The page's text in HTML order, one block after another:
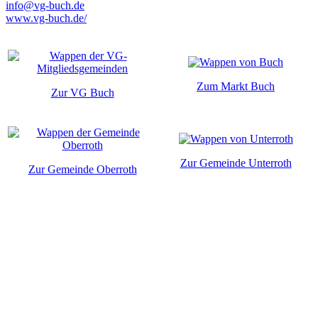
info@vg-buch.de
www.vg-buch.de/
Zur VG Buch
Zum Markt Buch
Zur Gemeinde Oberroth
Zur Gemeinde Unterroth